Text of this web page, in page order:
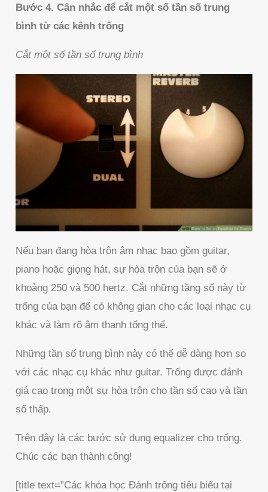
Bước 4. Cân nhắc để cắt một số tần số trung
bình từ các kênh trống
Cắt một số tần số trung bình
Nếu bạn đang hòa trộn âm nhạc bao gồm guitar,
piano hoặc giọng hát, sự hòa trộn của bạn sẽ ở
khoảng 250 và 500 hertz. Cắt những tầng số này từ
trống của bạn để có không gian cho các loại nhạc cụ
khác và làm rõ âm thanh tổng thể.
Những tần số trung bình này có thể dễ dàng hơn so
với các nhạc cụ khác như guitar. Trống được đánh
giá cao trong một sự hòa trộn cho tần số cao và tần
số thấp.
Trên đây là các bước sử dụng equalizer cho trống.
Chúc các bạn thành công!
[title text=”Các khóa học Đánh trống tiêu biểu tại